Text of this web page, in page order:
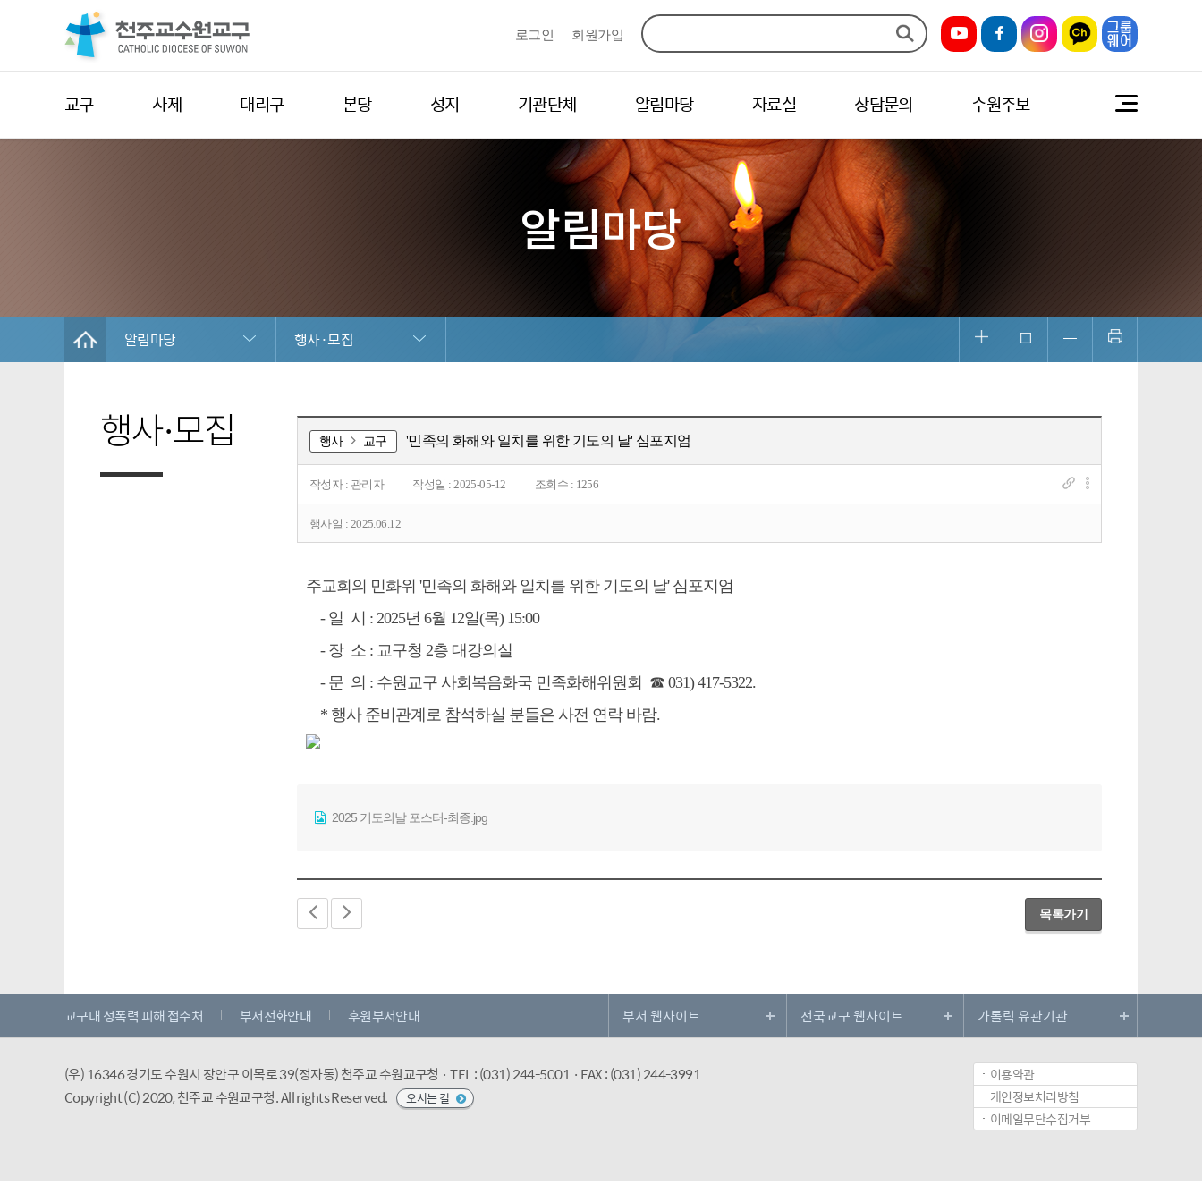
로그인 회원가입
교구 사제 대리구 본당 성지 기관단체 알림마당 자료실 상담문의 수원주보
알림마당
알림마당 행사·모집
행사·모집 행사 교구 '민족의 화해와 일치를 위한 기도의 날' 심포지엄
작성자 : 관리자 작성일 : 2025-05-12 조회수 : 1256
행사일 : 2025.06.12
주교회의 민화위 '민족의 화해와 일치를 위한 기도의 날' 심포지엄
- 일 시 : 2025년 6월 12일(목) 15:00
- 장 소 : 교구청 2층 대강의실
- 문 의 : 수원교구 사회복음화국 민족화해위원회 ☎ 031) 417-5322.
* 행사 준비관계로 참석하실 분들은 사전 연락 바람.
2025 기도의날 포스터-최종.jpg
목록가기
교구내 성폭력 피해 접수처 부서전화안내 후원부서안내
(우) 16346 경기도 수원시 장안구 이목로 39(정자동) 천주교 수원교구청 · TEL : (031) 244-5001 · FAX : (031) 244-3991
Copyright (C) 2020, 천주교 수원교구청.All rights Reserved. 오시는 길
이용약관
개인정보처리방침
이메일무단수집거부